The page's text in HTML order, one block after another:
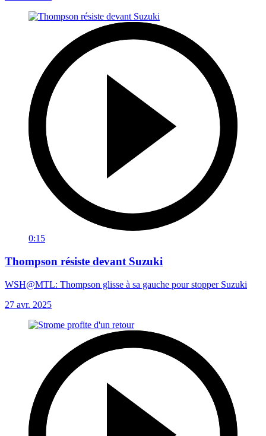
0:15
Thompson résiste devant Suzuki
WSH@MTL: Thompson glisse à sa gauche pour stopper Suzuki
27 avr. 2025